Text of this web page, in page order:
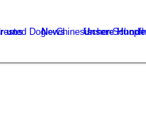
uns News Unsere Hunde